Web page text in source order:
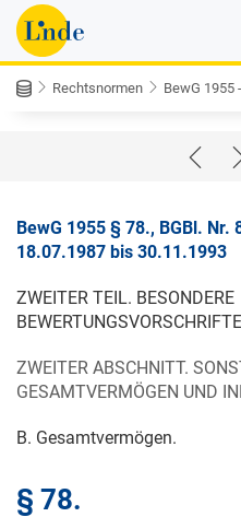
Rechtsnormen BewG 1955
BewG 1955 § 78., BGBl.
18.07.1987 bis 30.11.1993
ZWEITER TEIL. BESONDERE
ZWEITER ABSCHNITT.
GESAMTVERMÖGEN UND
B. Gesamtvermögen.
§ 78.